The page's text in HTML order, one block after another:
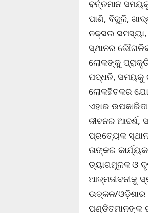
ବର୍ତ୍ତମାନ
ପାଣି, ବିଜୁଳି,
ନକ୍ସଲ ସମସ୍ୟା,
ସ୍ଥାନର
ଲୋକଙ୍କୁ
ପଦ୍ଧତି, ସମୟକୁ
ଲୋକହିତକର
ଏହାର
ଜୀବନର ଆଦର୍ଶ,
ପ୍ରତ୍ୟେକ
ତାଙ୍କର
ତ୍ୟାଗମୂଳକ ଓ
ଆତ୍ମଜୀବନୀକୁ
ଉତ୍କଳ/ଓଡ଼ିଶାର
ପଣ୍ଡିତମାନଙ୍କ